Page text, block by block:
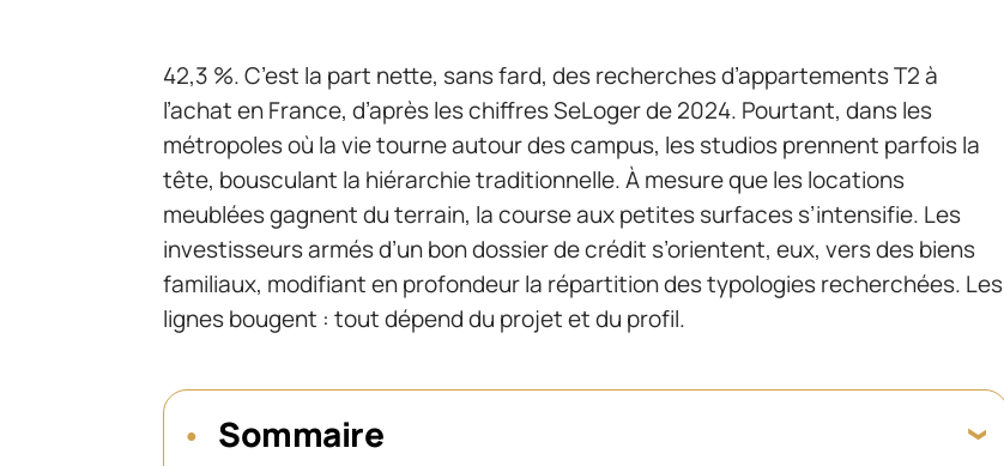
42,3 %. C’est la part nette, sans fard, des recherches d’appartements T2 à
l’achat en France, d’après les chiffres SeLoger de 2024. Pourtant, dans les
métropoles où la vie tourne autour des campus, les studios prennent parfois la
tête, bousculant la hiérarchie traditionnelle. À mesure que les locations
meublées gagnent du terrain, la course aux petites surfaces s’intensifie. Les
investisseurs armés d’un bon dossier de crédit s’orientent, eux, vers des biens
familiaux, modifiant en profondeur la répartition des typologies recherchées. Les
lignes bougent : tout dépend du projet et du profil.
Sommaire